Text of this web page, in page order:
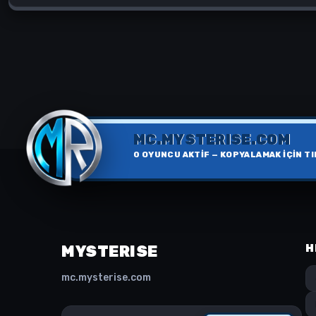
MC.MYSTERISE.COM
0 OYUNCU AKTİF — KOPYALAMAK İÇİN
MYSTERISE
mc.mysterise.com